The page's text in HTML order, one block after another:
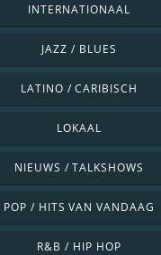
INTERNATIONAAL
JAZZ / BLUES
LATINO / CARIBISCH
LOKAAL
NIEUWS / TALKSHOWS
POP / HITS VAN VANDAAG
R&B / HIP HOP